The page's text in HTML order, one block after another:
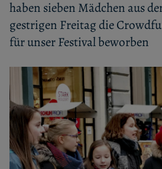
haben sieben Mädchen aus
gestrigen Freitag die
für unser Festival beworben